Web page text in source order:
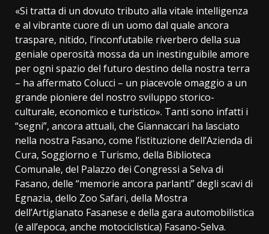
«Si tratta di un dovuto tributo alla vitale intelligenza
e al vibrante cuore di un uomo dal quale ancora
traspare, nitido, l’inconfutabile riverbero della sua
geniale operosità mossa da un inestinguibile amore
per ogni spazio del futuro destino della nostra terra
– ha affermato Colucci – un piacevole omaggio a un
grande pioniere del nostro sviluppo storico-
culturale, economico e turistico». Tanti sono infatti i
“segni”, ancora attuali, che Giannaccari ha lasciato
nella nostra Fasano, come l’istituzione dell’Azienda di
Cura, Soggiorno e Turismo, della Biblioteca
Comunale, del Palazzo dei Congressi a Selva di
Fasano, delle “memorie ancora parlanti” degli scavi di
Egnazia, dello Zoo Safari, della Mostra
dell’Artigianato Fasanese e della gara automobilistica
(e all’epoca, anche motociclistica) Fasano-Selva.